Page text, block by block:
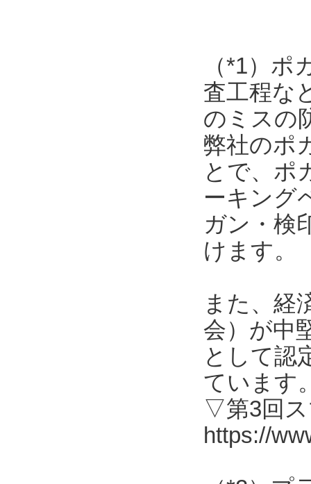
（*1）
査工程な
のミスの
弊社のポ
とで、ポ
ーキング
ガン・検
けます。
また、経
会）が中
として認
ています
▽第3回ス
https://